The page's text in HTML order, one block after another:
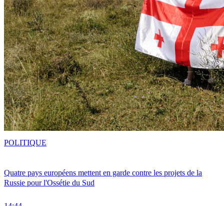
Quatre pays européens mettent en garde contre les projets de la
Russie pour l'Ossétie du Sud
POLITIQUE